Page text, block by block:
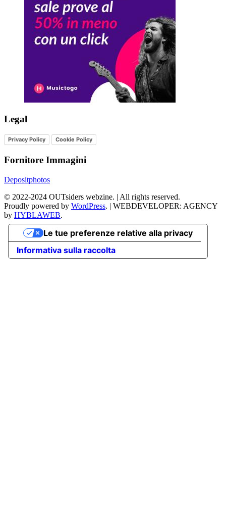
Legal
Privacy Policy Cookie Policy
Fornitore Immagini
Depositphotos
© 2022-2024 OUTsiders webzine. | All rights reserved.
Proudly powered by WordPress. | WEBDEVELOPER: AGENCY
by HYBLAWEB.
Informativa sulla raccolta
Le tue preferenze relative alla privacy